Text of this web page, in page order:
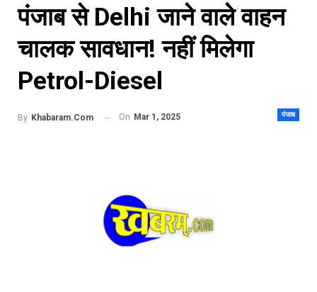
पंजाब से Delhi जाने वाले वाहन
चालक सावधान! नहीं मिलेगा
Petrol-Diesel
पंजाब
By Khabaram.Com On Mar 1, 2025